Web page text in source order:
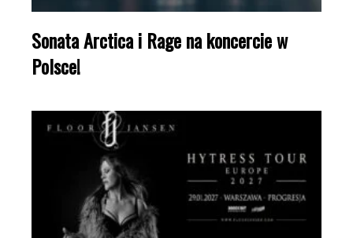
Sonata Arctica i Rage na koncercie w
Polsce!